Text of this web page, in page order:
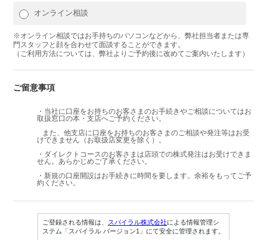
オンライン相談
※オンライン相談ではお手持ちのパソコンなどから、弊社担当者または専
門スタッフと顔を合わせて面談することができます。
（ご利用方法については、弊社よりご予約後に改めてご案内いたします）
ご留意事項
・当社に口座をお持ちのお客さまのお手続きやご相談についてはお
取扱窓口の本・支店へご予約ください。
また、他支店に口座をお持ちのお客さまのご相談や発注等はお受
けできません（お取扱店変更を除く）。
・ダイレクトコースのお客さまは店頭での株式発注はお受けできま
せん。あらかじめご了承ください。
・新規の口座開設はお手続きに時間を要します。余裕をもってご予
約ください。
ご登録される情報は、 スパイラル株式会社による情報管理シ
ステム「スパイラル バージョン1」にて安全に管理されます。